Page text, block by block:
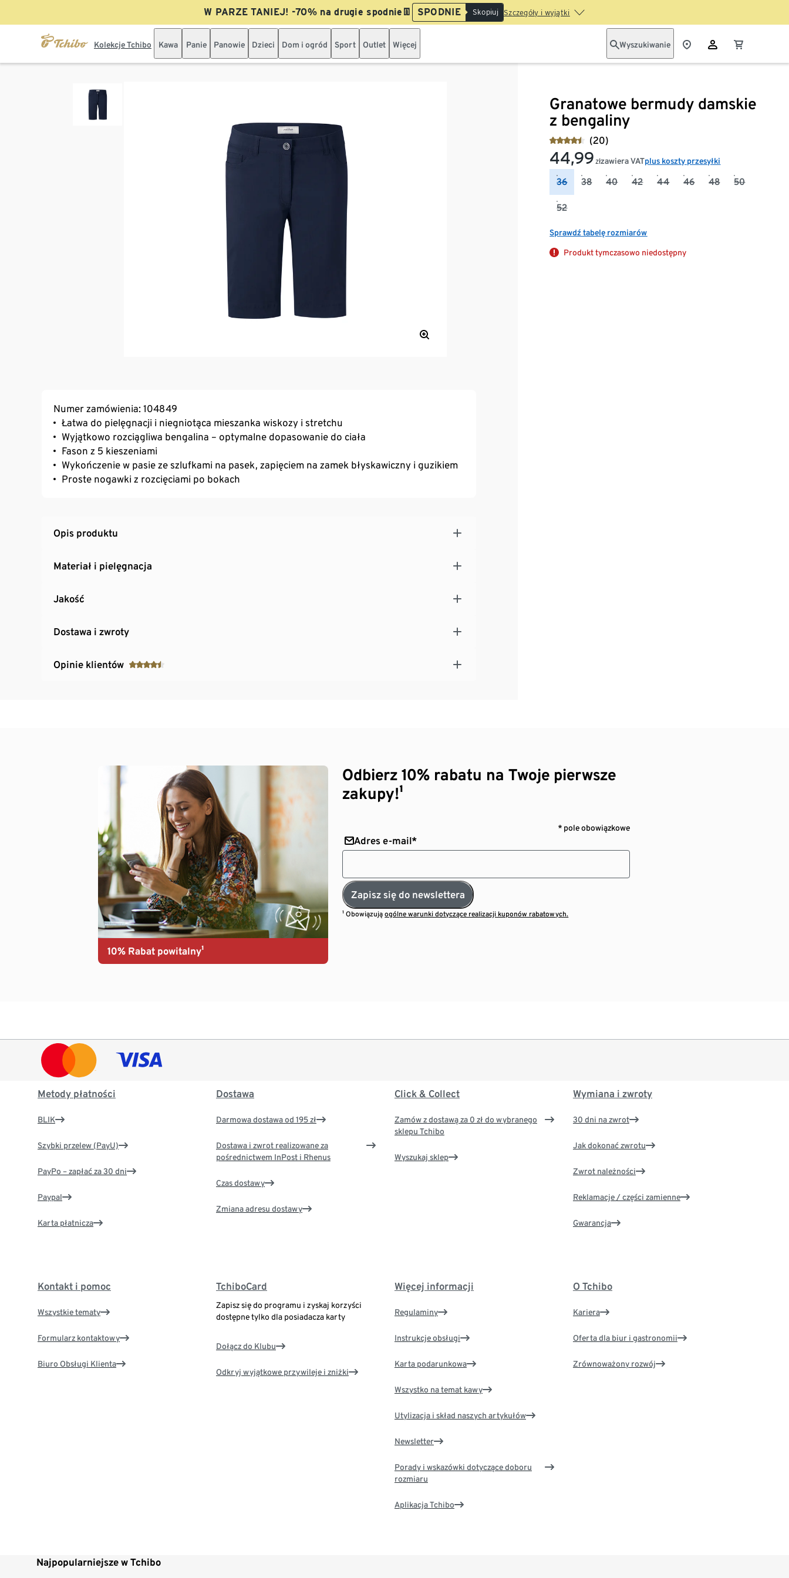
W PARZE TANIEJ! -70% na drugie spodnie👖 SPODNIE Skopiuj Szczegóły i wyjątki
Kolekcje Tchibo Kawa Panie Panowie Dzieci Dom i ogród Sport Outlet Więcej Wyszukiwanie
Granatowe bermudy damskie
z bengaliny
(20)
44,99 złzawiera VATplus koszty przesyłki
36 38 40 42 44 46 48 50
52
Sprawdź tabelę rozmiarów
Produkt tymczasowo niedostępny
Numer zamówienia: 104849
Łatwa do pielęgnacji i niegniotąca mieszanka wiskozy i stretchu
Wyjątkowo rozciągliwa bengalina – optymalne dopasowanie do ciała
Fason z 5 kieszeniami
Wykończenie w pasie ze szlufkami na pasek, zapięciem na zamek błyskawiczny i guzikiem
Proste nogawki z rozcięciami po bokach
Opis produktu
Materiał i pielęgnacja
Jakość
Dostawa i zwroty
Opinie klientów
10% Rabat powitalny¹
Odbierz 10% rabatu na Twoje pierwsze
zakupy!¹
* pole obowiązkowe
Adres e-mail*
Zapisz się do newslettera
¹ Obowiązująogólne warunki dotyczące realizacji kuponów rabatowych.
Metody płatności
BLIK
Szybki przelew (PayU)
PayPo – zapłać za 30 dni
Paypal
Karta płatnicza
Dostawa
Darmowa dostawa od 195 zł
Dostawa i zwrot realizowane za
pośrednictwem InPost i Rhenus
Czas dostawy
Zmiana adresu dostawy
Click & Collect
Zamów z dostawą za 0 zł do wybranego
sklepu Tchibo
Wyszukaj sklep
Wymiana i zwroty
30 dni na zwrot
Jak dokonać zwrotu
Zwrot należności
Reklamacje / części zamienne
Gwarancja
Kontakt i pomoc
Wszystkie tematy
Formularz kontaktowy
Biuro Obsługi Klienta
TchiboCard
Zapisz się do programu i zyskaj korzyści
dostępne tylko dla posiadacza karty
Dołącz do Klubu
Odkryj wyjątkowe przywileje i zniżki
Więcej informacji
Regulaminy
Instrukcje obsługi
Karta podarunkowa
Wszystko na temat kawy
Utylizacja i skład naszych artykułów
Newsletter
Porady i wskazówki dotyczące doboru
rozmiaru
Aplikacja Tchibo
O Tchibo
Kariera
Oferta dla biur i gastronomii
Zrównoważony rozwój
Najpopularniejsze w Tchibo